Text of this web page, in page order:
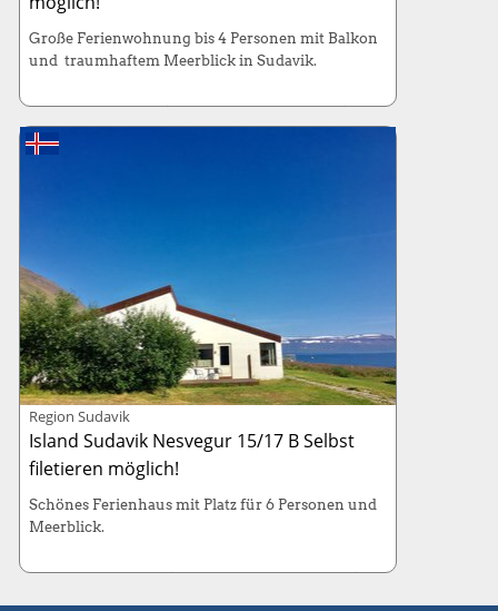
Große Ferienwohnung bis 4 Personen mit Balkon
und traumhaftem Meerblick in Sudavik.
Haus: 90m² (4 Betten, 3 Schlafzimmer)
Region Sudavik
Island Sudavik Nesvegur 15/17 B Selbst
filetieren möglich!
Schönes Ferienhaus mit Platz für 6 Personen und
Meerblick.
Haus: 130m² (6 Betten / 3 Schlafzimmer)